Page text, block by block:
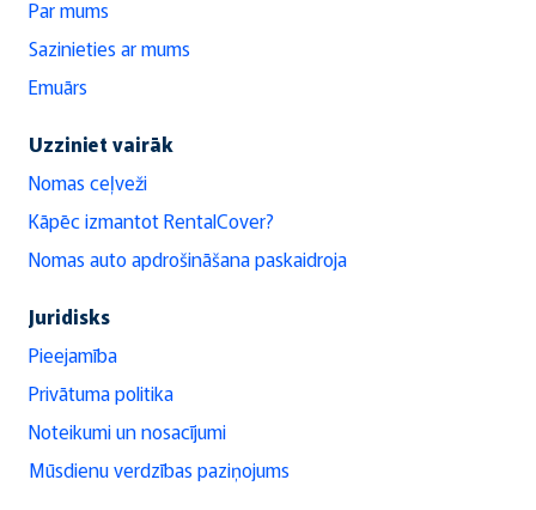
Par mums
Sazinieties ar mums
Emuārs
Uzziniet vairāk
Nomas ceļveži
Kāpēc izmantot RentalCover?
Nomas auto apdrošināšana paskaidroja
Juridisks
Pieejamība
Privātuma politika
Noteikumi un nosacījumi
Mūsdienu verdzības paziņojums